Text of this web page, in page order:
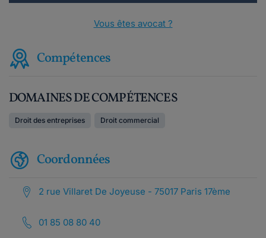
Vous êtes avocat ?
Compétences
DOMAINES DE COMPÉTENCES
Droit des entreprises Droit commercial
Coordonnées
2 rue Villaret De Joyeuse - 75017 Paris 17ème
01 85 08 80 40